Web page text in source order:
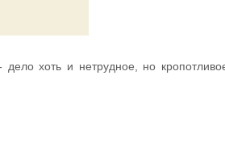
хоть и нетрудное, но